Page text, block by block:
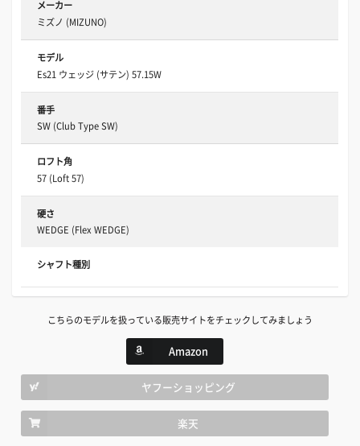
メーカー
ミズノ (MIZUNO)
モデル
Es21 ウェッジ (サテン) 57.15W
番手
SW (Club Type SW)
ロフト角
57 (Loft 57)
硬さ
WEDGE (Flex WEDGE)
シャフト種別
こちらのモデルを扱っている販売サイトをチェックしてみましょう
Amazon
ヤフーショッピング
楽天